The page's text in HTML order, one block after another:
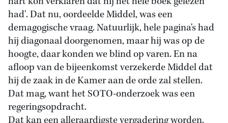
had'. Dat nu, oordeelde Middel, was een
demagogische vraag. Natuurlijk, hele pagina's had
hij diagonaal doorgenomen, maar hij was op de
hoogte, daar konden we blind op varen. En na
afloop van de bijeenkomst verzekerde Middel dat
hij de zaak in de Kamer aan de orde zal stellen.
Dat mag, want het SOTO-onderzoek was een
regeringsopdracht.